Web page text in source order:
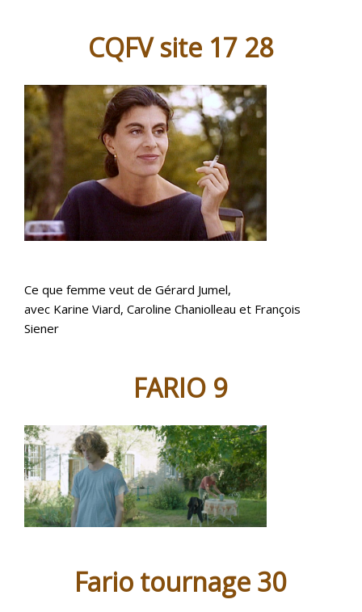
CQFV site 17 28
Ce que femme veut de Gérard Jumel,
avec Karine Viard, Caroline Chaniolleau et François
Siener
FARIO 9
Fario tournage 30